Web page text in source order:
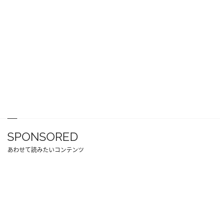
SPONSORED
あわせて読みたいコンテンツ